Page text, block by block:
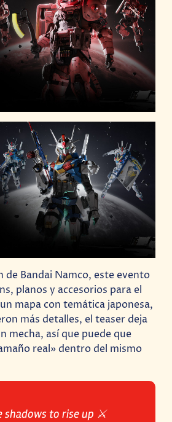
de Bandai Namco, este evento
planos y accesorios para el
mapa con temática japonesa,
más detalles, el teaser deja
mecha, así que puede que
real» dentro del mismo
shadows to rise up ⚔️